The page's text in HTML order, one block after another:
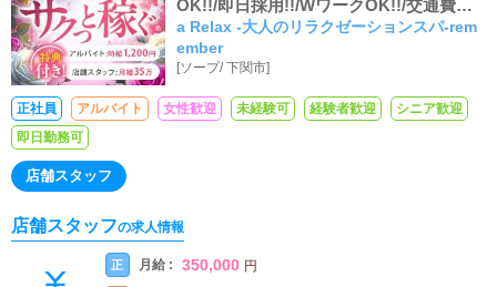
OK!!/即日採用!!/WワークOK!!/交通費支
給!!/個室料完備!!/正社員募集!!/毎日食事
補助有!
a Relax -大人のリラクゼーションスパ-rem
ember
[ソープ/下関市]
正社員 アルバイト 女性歓迎 未経験可 経験者歓迎
シニア歓迎
即日勤務可
店舗スタッフ
店舗スタッフの求人情報
正 月給 : 350,000 円